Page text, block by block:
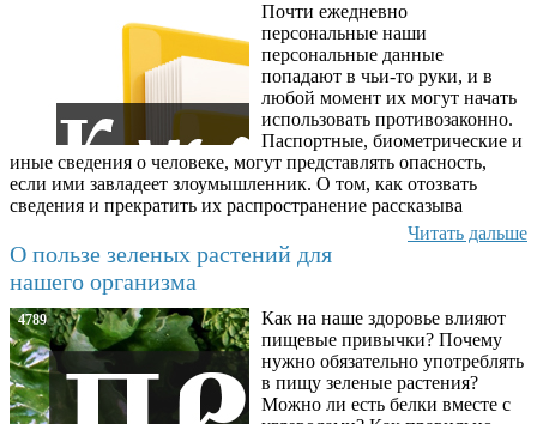
Почти ежедневно
персональные наши
персональные данные
попадают в чьи-то руки, и в
любой момент их могут начать
использовать противозаконно.
Паспортные, биометрические и
иные сведения о человеке, могут представлять опасность,
если ими завладеет злоумышленник. О том, как отозвать
сведения и прекратить их распространение рассказыва
Читать дальше
О пользе зеленых растений для
нашего организма
4789
Как на наше здоровье влияют
пищевые привычки? Почему
нужно обязательно употреблять
в пищу зеленые растения?
Можно ли есть белки вместе с